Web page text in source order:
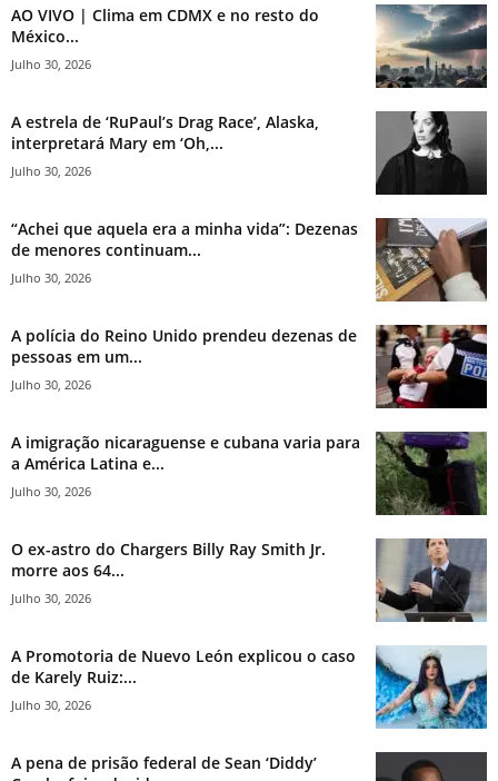
AO VIVO | Clima em CDMX e no resto do
México...
Julho 30, 2026
A estrela de ‘RuPaul’s Drag Race’, Alaska,
interpretará Mary em ‘Oh,...
Julho 30, 2026
“Achei que aquela era a minha vida”: Dezenas
de menores continuam...
Julho 30, 2026
A polícia do Reino Unido prendeu dezenas de
pessoas em um...
Julho 30, 2026
A imigração nicaraguense e cubana varia para
a América Latina e...
Julho 30, 2026
O ex-astro do Chargers Billy Ray Smith Jr.
morre aos 64...
Julho 30, 2026
A Promotoria de Nuevo León explicou o caso
de Karely Ruiz:...
Julho 30, 2026
A pena de prisão federal de Sean ‘Diddy’